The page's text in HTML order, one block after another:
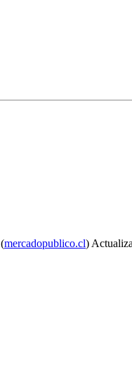
(mercadopublico.cl)